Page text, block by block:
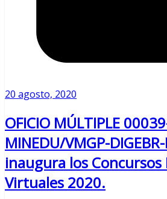
20 agosto, 2020
OFICIO MÚLTIPLE
MINEDU/VMGP-
inaugura los Concursos
Virtuales 2020.